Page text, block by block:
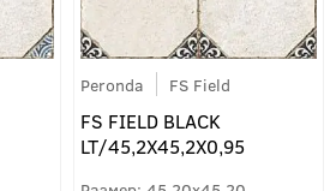
Peronda FS Field
FS FIELD BLACK
LT/45,2X45,2X0,95